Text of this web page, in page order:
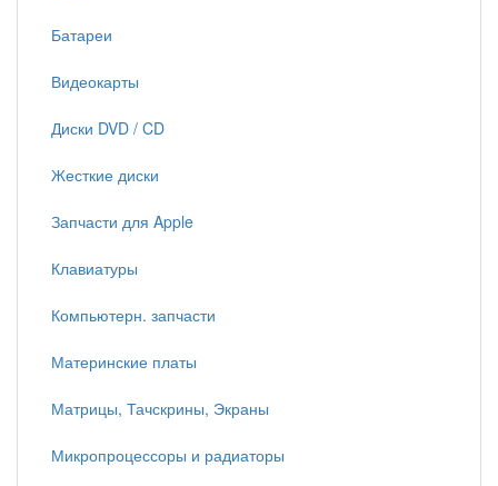
Батареи
Видеокарты
Диски DVD / CD
Жесткие диски
Запчасти для Apple
Клавиатуры
Компьютерн. запчасти
Материнские платы
Матрицы, Тачскрины, Экраны
Микропроцессоры и радиаторы